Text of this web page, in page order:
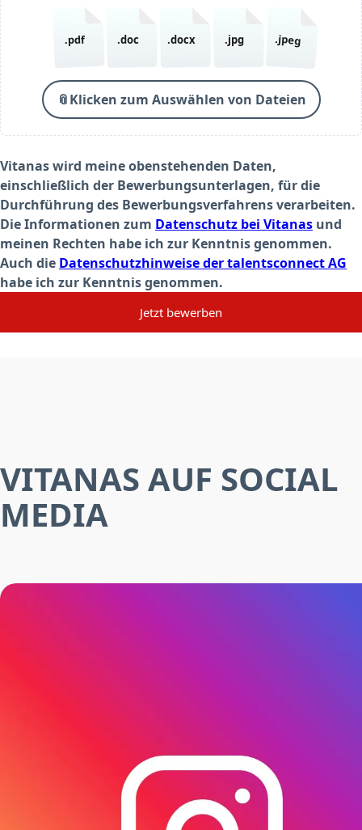
.pdf .doc .docx .jpg .jpeg
📎Klicken zum Auswählen von Dateien
Vitanas wird meine obenstehenden Daten,
einschließlich der Bewerbungsunterlagen, für die
Durchführung des Bewerbungsverfahrens verarbeiten.
Die Informationen zum Datenschutz bei Vitanas und
meinen Rechten habe ich zur Kenntnis genommen.
Auch die Datenschutzhinweise der talentsconnect AG
habe ich zur Kenntnis genommen.
Jetzt bewerben
VITANAS AUF SOCIAL
MEDIA